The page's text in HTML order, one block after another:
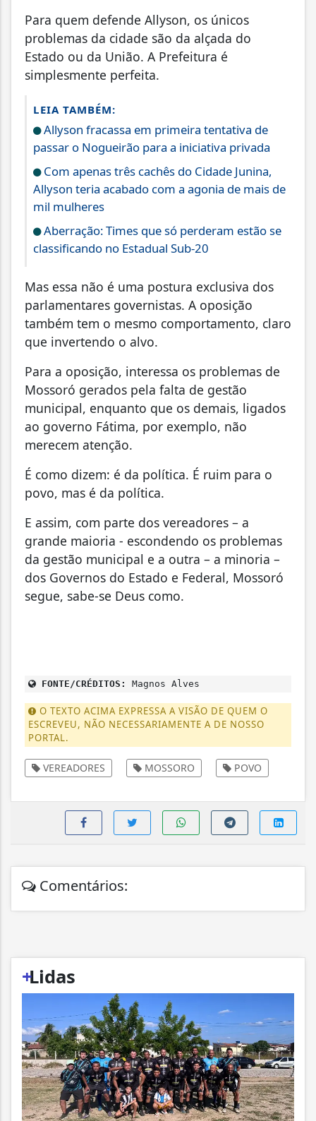
Para quem defende Allyson, os únicos
problemas da cidade são da alçada do
Estado ou da União. A Prefeitura é
simplesmente perfeita.
LEIA TAMBÉM:
Allyson fracassa em primeira tentativa de
passar o Nogueirão para a iniciativa privada
Com apenas três cachês do Cidade Junina,
Allyson teria acabado com a agonia de mais de
mil mulheres
Aberração: Times que só perderam estão se
classificando no Estadual Sub-20
Mas essa não é uma postura exclusiva dos
parlamentares governistas. A oposição
também tem o mesmo comportamento, claro
que invertendo o alvo.
Para a oposição, interessa os problemas de
Mossoró gerados pela falta de gestão
municipal, enquanto que os demais, ligados
ao governo Fátima, por exemplo, não
merecem atenção.
É como dizem: é da política. É ruim para o
povo, mas é da política.
E assim, com parte dos vereadores – a
grande maioria - escondendo os problemas
da gestão municipal e a outra – a minoria –
dos Governos do Estado e Federal, Mossoró
segue, sabe-se Deus como.
FONTE/CRÉDITOS: Magnos Alves
O TEXTO ACIMA EXPRESSA A VISÃO DE QUEM O
ESCREVEU, NÃO NECESSARIAMENTE A DE NOSSO
PORTAL.
VEREADORES MOSSORO POVO
Comentários:
+
Lidas